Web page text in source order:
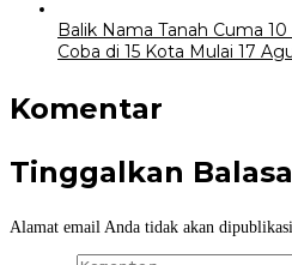
Balik Nama Tanah Cuma
Coba di 15 Kota Mulai 17
Komentar
Tinggalkan
Alamat email Anda tidak akan